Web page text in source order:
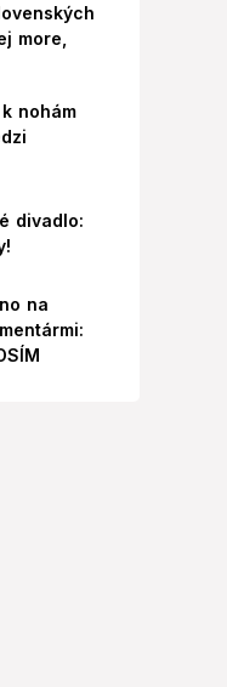
more,
nohám
divadlo:
na